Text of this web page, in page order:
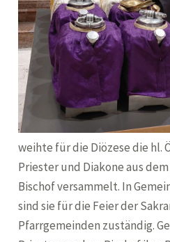
weihte für die Diözese die hl.
Priester und Diakone aus
Bischof versammelt. In
sind sie für die Feier der
Pfarrgemeinden zuständig.